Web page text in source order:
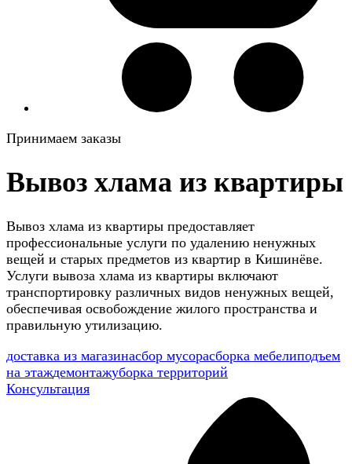
Принимаем заказы
Вывоз хлама из квартиры
Вывоз хлама из квартиры предоставляет
профессиональные услуги по удалению ненужных
вещей и старых предметов из квартир в Кишинёве.
Услуги вывоза хлама из квартиры включают
транспортировку различных видов ненужных вещей,
обеспечивая освобождение жилого пространства и
правильную утилизацию.
доставка из магазинасбор мусорасборка мебелиподъем
на этаждемонтажуборка территорий
Консультация